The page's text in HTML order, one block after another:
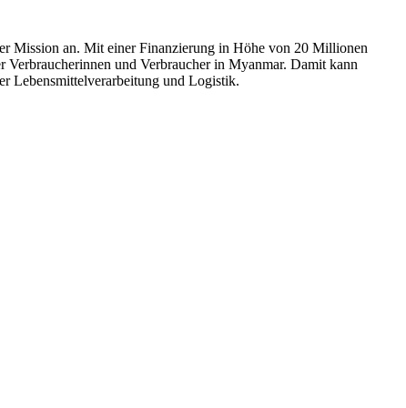
Mission an. Mit einer Finanzierung in Höhe von 20 Millionen
und Verbraucher in Myanmar. Damit kann
Lebensmittelverarbeitung und Logistik.